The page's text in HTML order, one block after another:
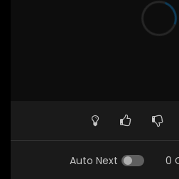
Auto Next 0